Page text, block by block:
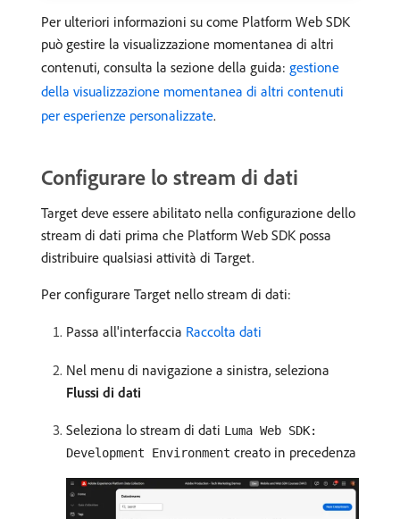
Per ulteriori informazioni su come Platform Web SDK
può gestire la visualizzazione momentanea di altri
contenuti, consulta la sezione della guida: gestione
della visualizzazione momentanea di altri contenuti
per esperienze personalizzate.
Configurare lo stream di dati
Target deve essere abilitato nella configurazione dello
stream di dati prima che Platform Web SDK possa
distribuire qualsiasi attività di Target.
Per configurare Target nello stream di dati:
Passa all'interfaccia Raccolta dati
Nel menu di navigazione a sinistra, seleziona
Flussi di dati
Seleziona lo stream di dati Luma Web SDK:
Development Environment creato in precedenza